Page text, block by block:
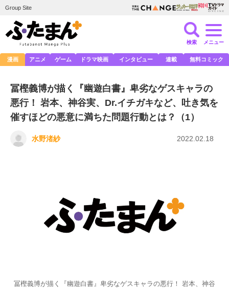
Group Site
検索 メニュー
漫画 アニメ ゲーム ドラマ映画 インタビュー 連載 無料コミック
冨樫義博が描く『幽遊白書』卑劣なゲスキャラの
悪行！ 岩本、神谷実、Dr.イチガキなど、吐き気を
催すほどの悪意に満ちた問題行動とは？（1）
水野渚紗 2022.02.18
冨樫義博が描く『幽遊白書』卑劣なゲスキャラの悪行！ 岩本、神谷